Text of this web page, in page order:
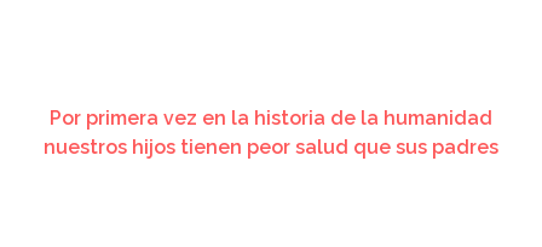
Por primera vez en la historia de la humanidad
nuestros hijos tienen peor salud que sus padres